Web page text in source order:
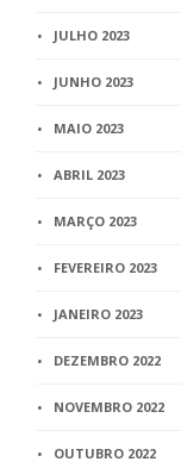
JULHO 2023
JUNHO 2023
MAIO 2023
ABRIL 2023
MARÇO 2023
FEVEREIRO 2023
JANEIRO 2023
DEZEMBRO 2022
NOVEMBRO 2022
OUTUBRO 2022